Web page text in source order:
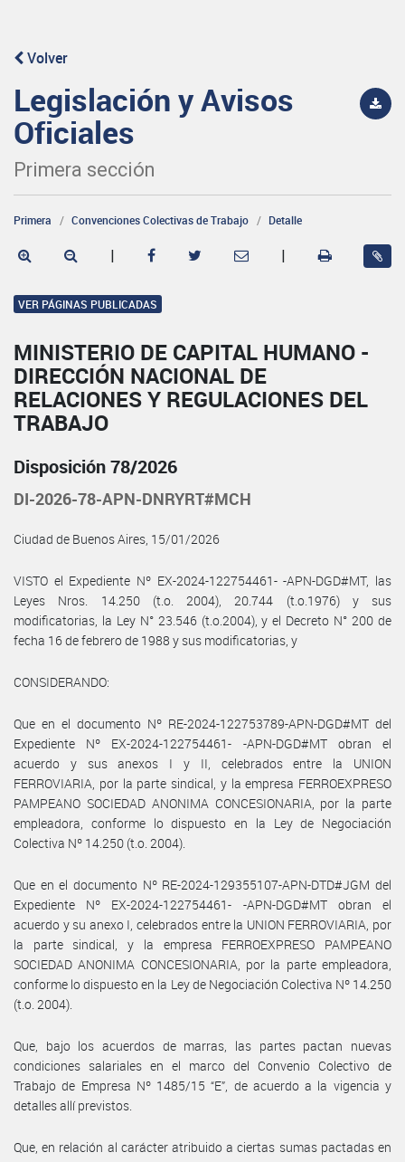
Volver
Legislación y Avisos
Oficiales
Primera sección
Primera Convenciones Colectivas de Trabajo Detalle
| |
VER PÁGINAS PUBLICADAS
MINISTERIO DE CAPITAL HUMANO -
DIRECCIÓN NACIONAL DE
RELACIONES Y REGULACIONES DEL
TRABAJO
Disposición 78/2026
DI-2026-78-APN-DNRYRT#MCH
Ciudad de Buenos Aires, 15/01/2026
VISTO el Expediente Nº EX-2024-122754461- -APN-DGD#MT, las
Leyes Nros. 14.250 (t.o. 2004), 20.744 (t.o.1976) y sus
modificatorias, la Ley N° 23.546 (t.o.2004), y el Decreto N° 200 de
fecha 16 de febrero de 1988 y sus modificatorias, y
CONSIDERANDO:
Que en el documento Nº RE-2024-122753789-APN-DGD#MT del
Expediente Nº EX-2024-122754461- -APN-DGD#MT obran el
acuerdo y sus anexos I y II, celebrados entre la UNION
FERROVIARIA, por la parte sindical, y la empresa FERROEXPRESO
PAMPEANO SOCIEDAD ANONIMA CONCESIONARIA, por la parte
empleadora, conforme lo dispuesto en la Ley de Negociación
Colectiva Nº 14.250 (t.o. 2004).
Que en el documento Nº RE-2024-129355107-APN-DTD#JGM del
Expediente Nº EX-2024-122754461- -APN-DGD#MT obran el
acuerdo y su anexo I, celebrados entre la UNION FERROVIARIA, por
la parte sindical, y la empresa FERROEXPRESO PAMPEANO
SOCIEDAD ANONIMA CONCESIONARIA, por la parte empleadora,
conforme lo dispuesto en la Ley de Negociación Colectiva Nº 14.250
(t.o. 2004).
Que, bajo los acuerdos de marras, las partes pactan nuevas
condiciones salariales en el marco del Convenio Colectivo de
Trabajo de Empresa Nº 1485/15 “E”, de acuerdo a la vigencia y
detalles allí previstos.
Que, en relación al carácter atribuido a ciertas sumas pactadas en